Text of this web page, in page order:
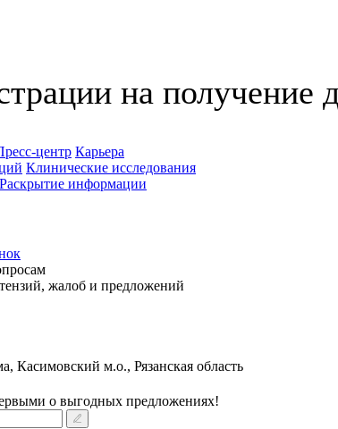
на получение
центр Карьера
Клинические исследования
Раскрытие информации
жалоб и предложений
Касимовский м.о., Рязанская область
о выгодных предложениях!